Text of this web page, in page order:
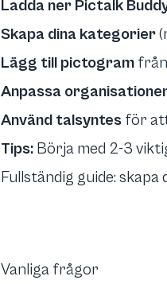
Ladda ner Pictalk
Skapa dina kategorier
Lägg till pictogram
Anpassa
Använd talsyntes för
Tips: Börja med 2-3
Fullständig guide:
Vanliga frågor